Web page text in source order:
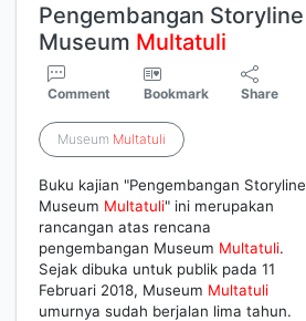
Pengembangan Storyline
Museum Multatuli
Comment Bookmark Share
Museum Multatuli
Buku kajian "Pengembangan Storyline
Museum Multatuli" ini merupakan
rancangan atas rencana
pengembangan Museum Multatuli.
Sejak dibuka untuk publik pada 11
Februari 2018, Museum Multatuli
umurnya sudah berjalan lima tahun.